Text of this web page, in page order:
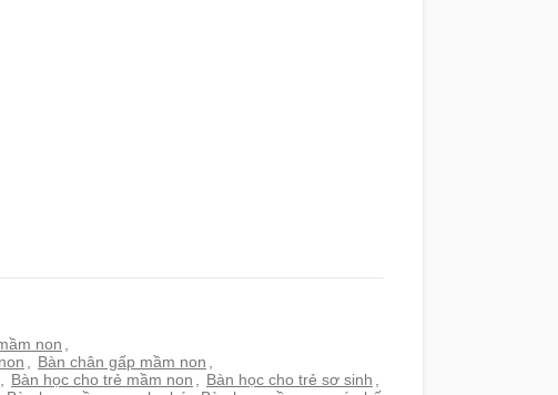
non ,
, Bàn chân gấp mầm non ,
, Bàn học cho trẻ mầm non , Bàn học cho trẻ sơ sinh ,